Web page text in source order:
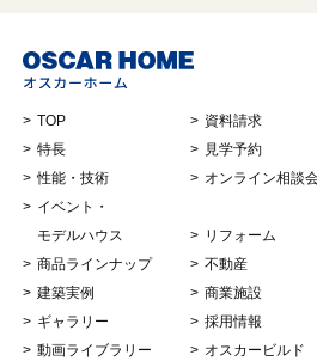
TOP
特長
性能・技術
イベント・
モデルハウス
商品ラインナップ
建築実例
ギャラリー
動画ライブラリー
資料請求
見学予約
オンライン相談
リフォーム
不動産
商業施設
採用情報
オスカービルド